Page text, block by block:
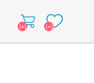
(۰) (۰)